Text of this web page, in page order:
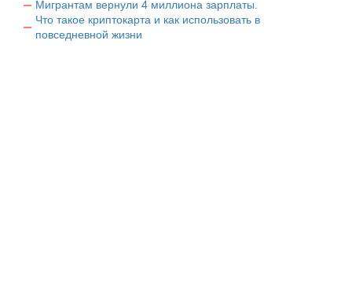
Мигрантам вернули 4 миллиона зарплаты.
Что такое криптокарта и как использовать в
повседневной жизни